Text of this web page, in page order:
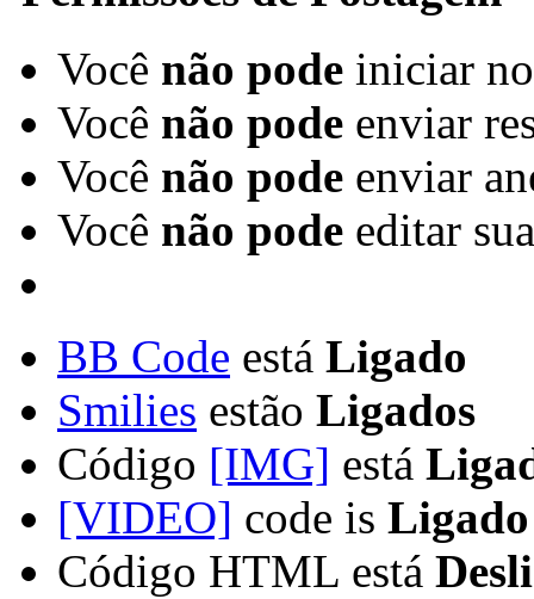
Você não pode iniciar
Você não pode enviar
Você não pode enviar
Você não pode editar
BB Code está Ligado
Smilies estão Ligados
Código [IMG] está
[VIDEO] code is Ligado
Código HTML está